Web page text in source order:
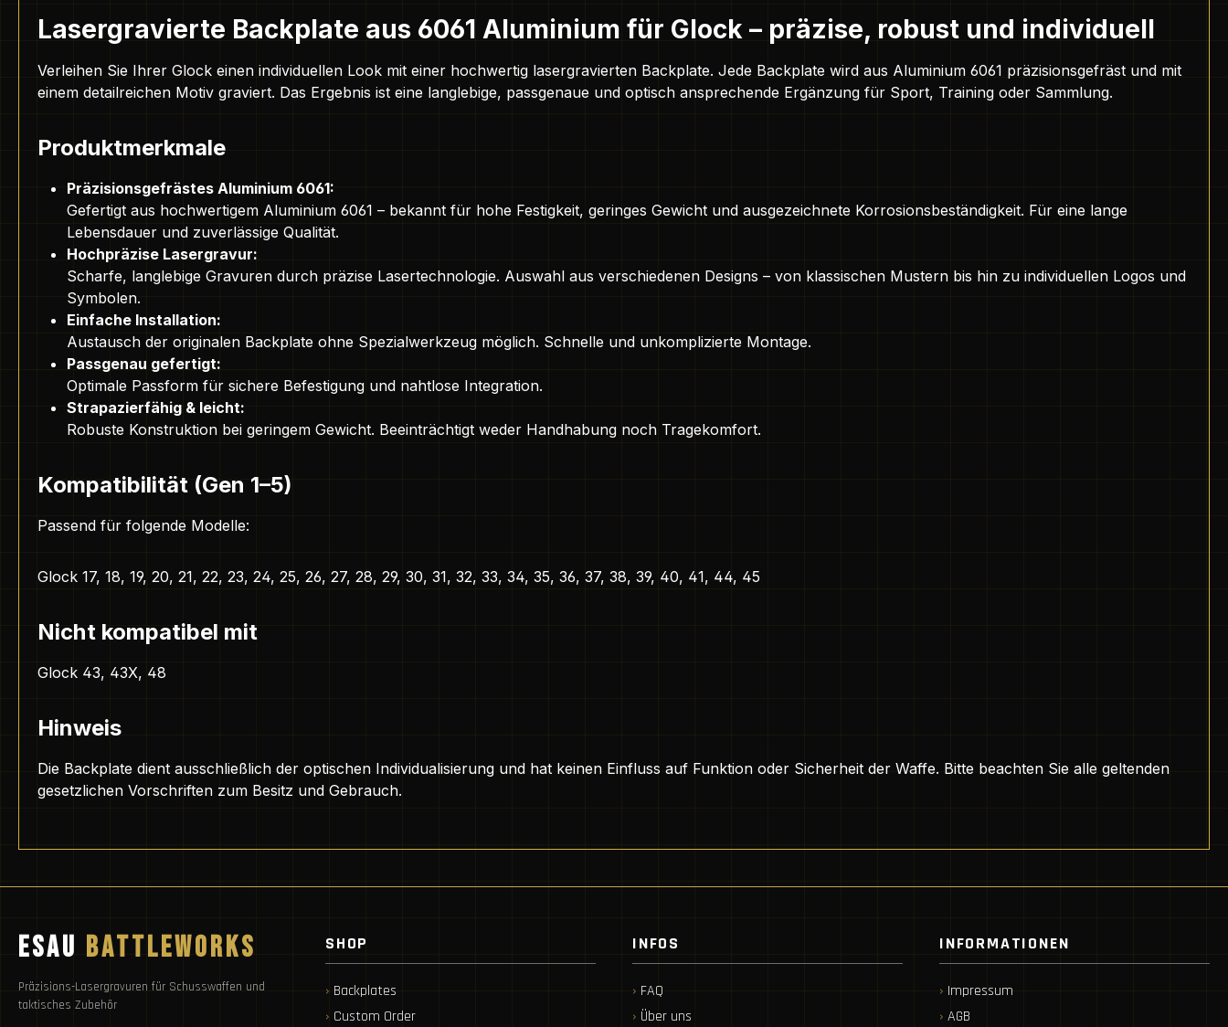
Lasergravierte Backplate aus 6061 Aluminium für Glock – präzise, robust und individuell
Verleihen Sie Ihrer Glock einen individuellen Look mit einer hochwertig lasergravierten Backplate. Jede Backplate wird aus Aluminium 6061 präzisionsgefräst und mit
einem detailreichen Motiv graviert. Das Ergebnis ist eine langlebige, passgenaue und optisch ansprechende Ergänzung für Sport, Training oder Sammlung.
Produktmerkmale
Präzisionsgefrästes Aluminium 6061:
Gefertigt aus hochwertigem Aluminium 6061 – bekannt für hohe Festigkeit, geringes Gewicht und ausgezeichnete Korrosionsbeständigkeit. Für eine lange
Lebensdauer und zuverlässige Qualität.
Hochpräzise Lasergravur:
Scharfe, langlebige Gravuren durch präzise Lasertechnologie. Auswahl aus verschiedenen Designs – von klassischen Mustern bis hin zu individuellen Logos und
Symbolen.
Einfache Installation:
Austausch der originalen Backplate ohne Spezialwerkzeug möglich. Schnelle und unkomplizierte Montage.
Passgenau gefertigt:
Optimale Passform für sichere Befestigung und nahtlose Integration.
Strapazierfähig & leicht:
Robuste Konstruktion bei geringem Gewicht. Beeinträchtigt weder Handhabung noch Tragekomfort.
Kompatibilität (Gen 1–5)
Passend für folgende Modelle:
Glock 17, 18, 19, 20, 21, 22, 23, 24, 25, 26, 27, 28, 29, 30, 31, 32, 33, 34, 35, 36, 37, 38, 39, 40, 41, 44, 45
Nicht kompatibel mit
Glock 43, 43X, 48
Hinweis
Die Backplate dient ausschließlich der optischen Individualisierung und hat keinen Einfluss auf Funktion oder Sicherheit der Waffe. Bitte beachten Sie alle geltenden
gesetzlichen Vorschriften zum Besitz und Gebrauch.
ESAU BATTLEWORKS
Präzisions-Lasergravuren für Schusswaffen und
taktisches Zubehör
SHOP
Backplates
Custom Order
INFOS
FAQ
Über uns
INFORMATIONEN
Impressum
AGB